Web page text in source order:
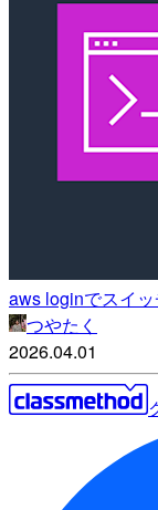
aws loginでスイ
つやたく
2026.04.01